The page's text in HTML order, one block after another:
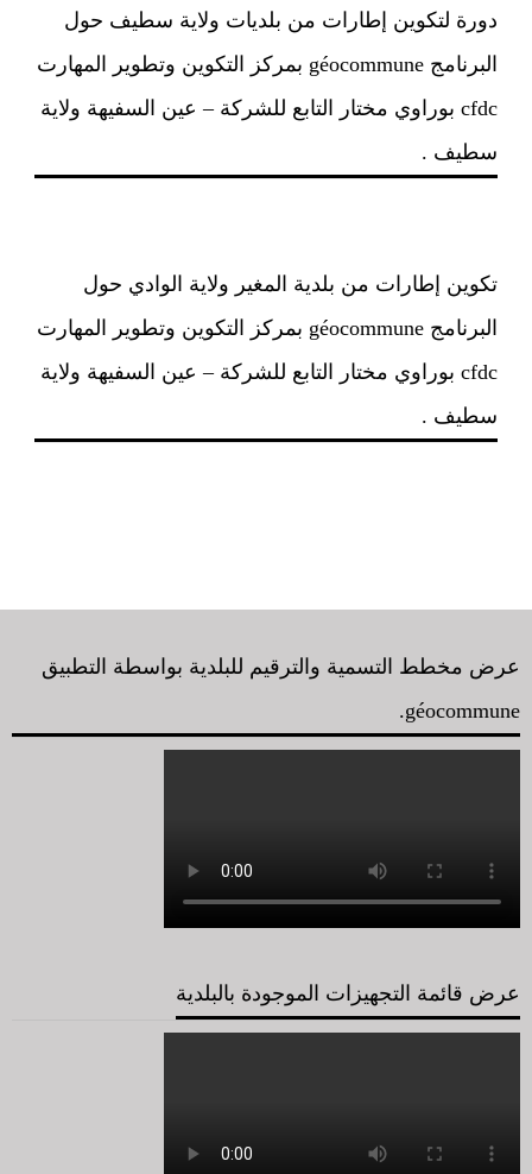
دورة لتكوين إطارات من بلديات ولاية سطيف حول
البرنامج géocommune بمركز التكوين وتطوير المهارت
cfdc بوراوي مختار التابع للشركة – عين السفيهة ولاية
سطيف .
تكوين إطارات من بلدية المغير ولاية الوادي حول
البرنامج géocommune بمركز التكوين وتطوير المهارت
cfdc بوراوي مختار التابع للشركة – عين السفيهة ولاية
سطيف .
عرض مخطط التسمية والترقيم للبلدية بواسطة التطبيق
géocommune.
عرض قائمة التجهيزات الموجودة بالبلدية